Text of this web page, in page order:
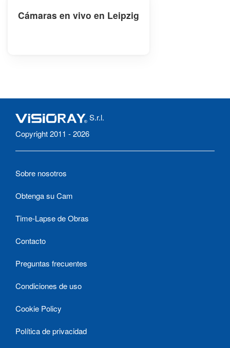
Cámaras en vivo en Leipzig
S.r.l.
Copyright 2011 - 2026
Sobre nosotros
Obtenga su Cam
Time-Lapse de Obras
Contacto
Preguntas frecuentes
Condiciones de uso
Cookie Policy
Política de privacidad